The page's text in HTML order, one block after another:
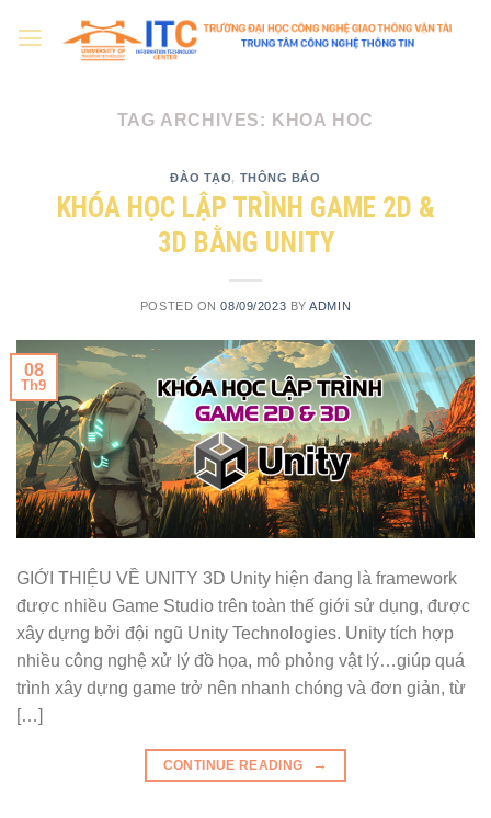
TAG ARCHIVES: KHOA HOC
ĐÀO TẠO, THÔNG BÁO
KHÓA HỌC LẬP TRÌNH GAME 2D &
3D BẰNG UNITY
POSTED ON08/09/2023 BYADMIN
08
Th9
GIỚI THIỆU VỀ UNITY 3D Unity hiện đang là framework
được nhiều Game Studio trên toàn thế giới sử dụng, được
xây dựng bởi đội ngũ Unity Technologies. Unity tích hợp
nhiều công nghệ xử lý đồ họa, mô phỏng vật lý…giúp quá
trình xây dựng game trở nên nhanh chóng và đơn giản, từ
[…]
CONTINUE READING →